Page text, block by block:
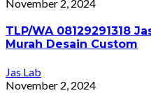
November 2, 2024
TLP/WA 08129291318
Murah Desain Custom
Jas Lab
November 2, 2024